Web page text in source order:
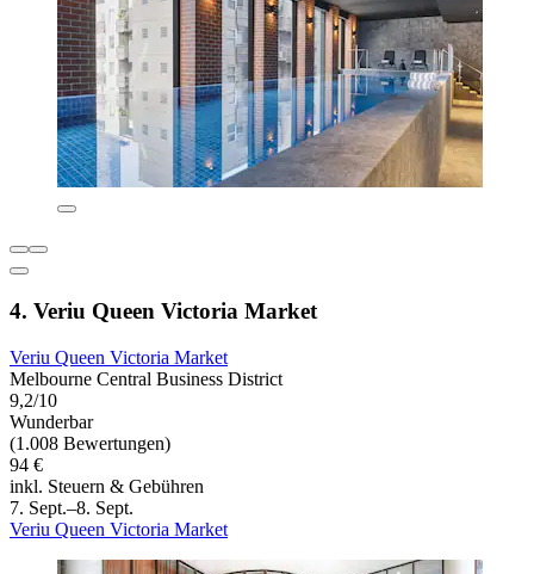
4. Veriu Queen Victoria Market
Veriu Queen Victoria Market
Melbourne Central Business District
9,2/10
Wunderbar
(1.008 Bewertungen)
94 €
inkl. Steuern & Gebühren
7. Sept.–8. Sept.
Veriu Queen Victoria Market